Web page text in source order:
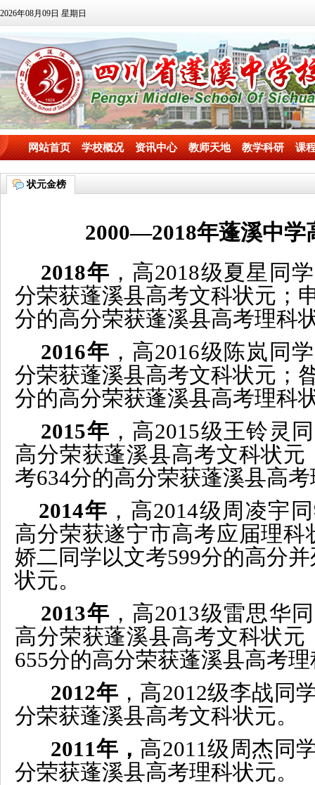
2026年08月09日 星期日
网站首页 学校概况 资讯中心 教师天地 教学科研 课
状元金榜
2000—2018年蓬溪中学
2018年 ，高2018级夏星 同
分荣获蓬溪县高考文科状元 ；
分的高分荣获蓬溪县高考理科
2016年 ，高2016级陈岚 同
分荣获蓬溪县高考文科状元 ；
分的高分荣获蓬溪县高考理科
2015年 ，高2015级王铃灵
高分荣获蓬溪县高考文科状元
考634分的高分荣获蓬溪县高考
2014年 ，高2014级周凌宇
高分荣获遂宁市高考应届理科
娇二同学以文考599分的高分
状元。
2013年 ，高2013级雷思华
高分荣获蓬溪县高考文科状元
655分的高分荣获蓬溪县高考理
2012年， 高2012级李战同
分荣获蓬溪县高考文科状元。
2011年， 高2011级周杰 同
分荣获蓬溪县高考理科状元。